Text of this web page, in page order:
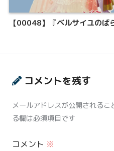
【00048】『ベルサイユのば
コメントを残す
メールアドレスが公開されるこ
る欄は必須項目です
コメント ※